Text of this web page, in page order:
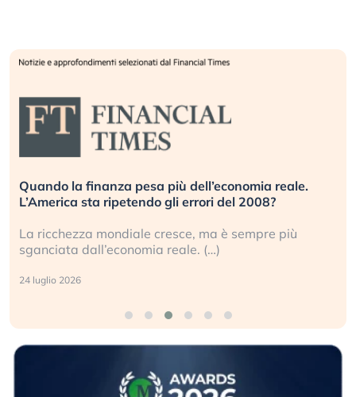
Quando la finanza pesa più dell’economia reale.
L’America sta ripetendo gli errori del 2008?
La ricchezza mondiale cresce, ma è sempre più
sganciata dall’economia reale. (…)
24 luglio 2026